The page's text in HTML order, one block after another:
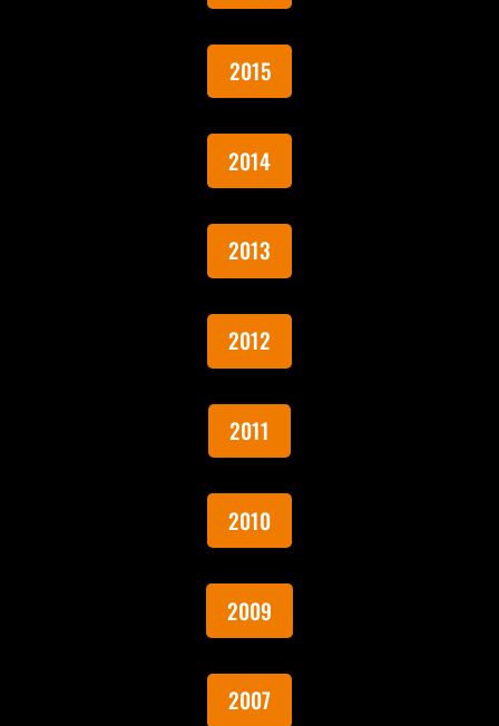
2015
2014
2013
2012
2011
2010
2009
2007